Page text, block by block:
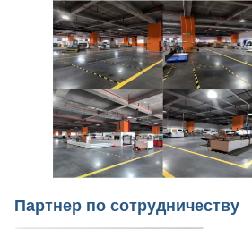
Партнер по сотрудничеству